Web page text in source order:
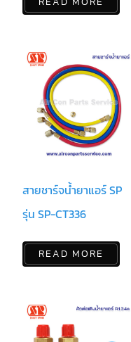
สายชาร์จน้ำยาแอร์ SP
รุ่น SP-CT336
READ MORE